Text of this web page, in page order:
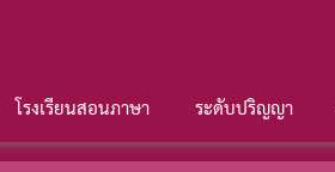
โรงเรียนสอนภาษา ระดับปริญญา